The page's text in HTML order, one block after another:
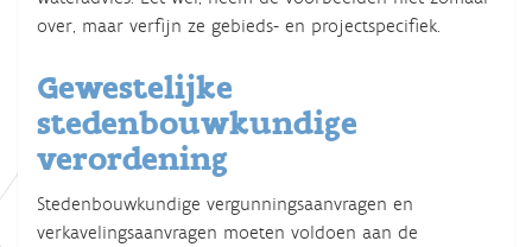
over, maar verfijn ze gebieds- en projectspecifiek.
Gewestelijke
stedenbouwkundige
verordening
Stedenbouwkundige vergunningsaanvragen en
verkavelingsaanvragen moeten voldoen aan de